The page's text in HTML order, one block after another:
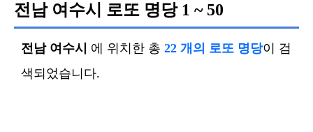
전남 여수시 로또 명당1 ~ 50
전남 여수시 에 위치한 총 22 개의 로또 명당이 검
색되었습니다.